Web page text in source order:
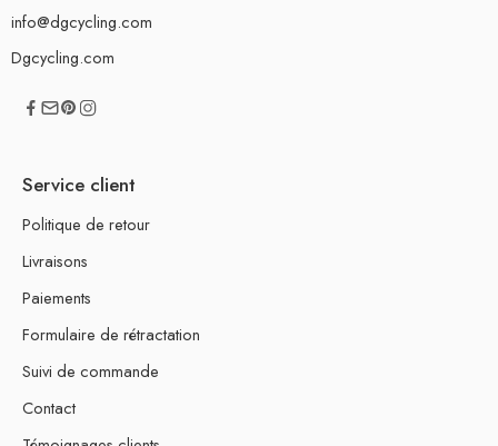
info@dgcycling.com
Dgcycling.com
Service client
Politique de retour
Livraisons
Paiements
Formulaire de rétractation
Suivi de commande
Contact